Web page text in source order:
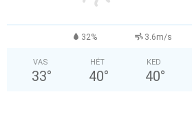
32% 3.6m/s
VAS
33°
HÉT
40°
KED
40°